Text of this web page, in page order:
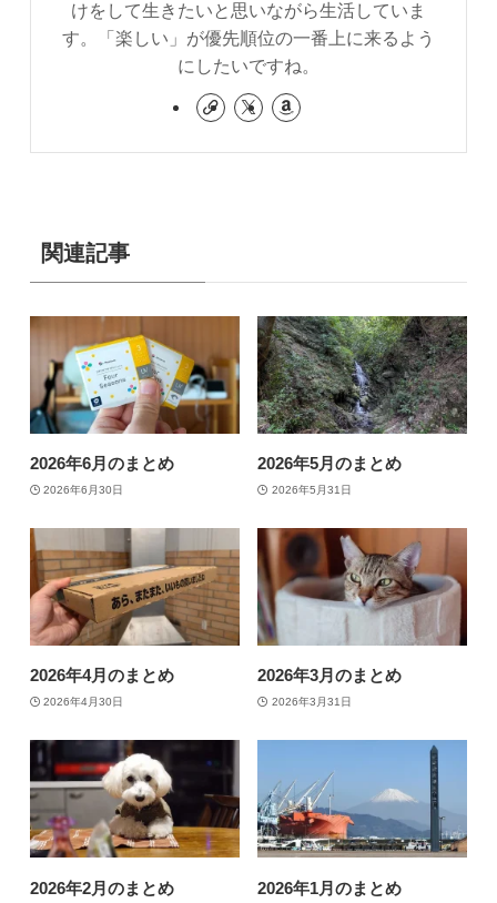
けをして生きたいと思いながら生活していま
す。「楽しい」が優先順位の一番上に来るよう
にしたいですね。
関連記事
2026年6月のまとめ
2026年6月30日
2026年5月のまとめ
2026年5月31日
2026年4月のまとめ
2026年4月30日
2026年3月のまとめ
2026年3月31日
2026年2月のまとめ 2026年1月のまとめ